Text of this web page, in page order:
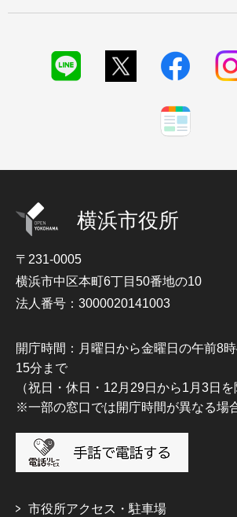
横浜市役所
〒231-0005
横浜市中区本町6丁目50番地の10
法人番号：3000020141003
開庁時間：月曜日から金曜日の午前8
15分まで
（祝日・休日・12月29日から1月3日を
※一部の窓口では開庁時間が異なる場
市役所アクセス・駐車場